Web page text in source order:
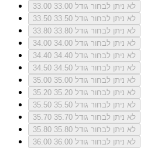
33.00
לא ניתן לבחור גודל 33.00
33.50
לא ניתן לבחור גודל 33.50
33.80
לא ניתן לבחור גודל 33.80
34.00
לא ניתן לבחור גודל 34.00
34.40
לא ניתן לבחור גודל 34.40
34.50
לא ניתן לבחור גודל 34.50
35.00
לא ניתן לבחור גודל 35.00
35.20
לא ניתן לבחור גודל 35.20
35.50
לא ניתן לבחור גודל 35.50
35.70
לא ניתן לבחור גודל 35.70
35.80
לא ניתן לבחור גודל 35.80
36.00
לא ניתן לבחור גודל 36.00